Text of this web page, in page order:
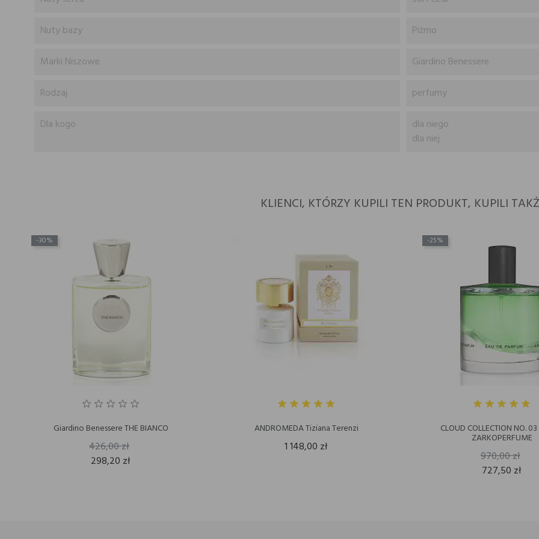
Nuty bazy
Piżmo
Marki Niszowe
Giardino Benessere
Rodzaj
perfumy
Dla kogo
dla niego
dla niej
KLIENCI, KTÓRZY KUPILI TEN PRODUKT, KUPILI
-30%
Giardino Benessere THE BIANCO
426,00 zł
298,20 zł
ANDROMEDA Tiziana Terenzi
1 148,00 zł
-25%
CLOUD COLLECTION NO.
ZARKOPERFUME
970,00 zł
727,50 zł